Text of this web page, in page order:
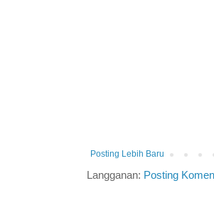
Posting Lebih Baru
Langganan: Posting